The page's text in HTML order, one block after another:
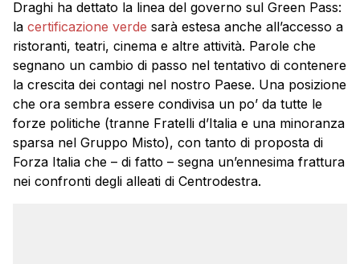
Draghi ha dettato la linea del governo sul Green Pass:
la certificazione verde sarà estesa anche all’accesso a
ristoranti, teatri, cinema e altre attività. Parole che
segnano un cambio di passo nel tentativo di contenere
la crescita dei contagi nel nostro Paese. Una posizione
che ora sembra essere condivisa un po’ da tutte le
forze politiche (tranne Fratelli d’Italia e una minoranza
sparsa nel Gruppo Misto), con tanto di proposta di
Forza Italia che – di fatto – segna un’ennesima frattura
nei confronti degli alleati di Centrodestra.